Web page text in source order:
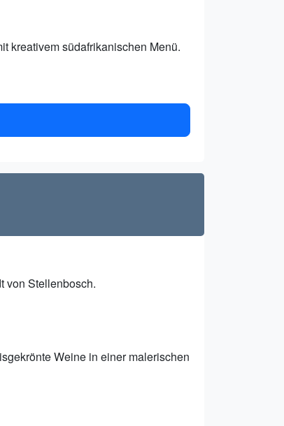
kreativem südafrikanischen Menü.
von Stellenbosch.
Weine in einer malerischen